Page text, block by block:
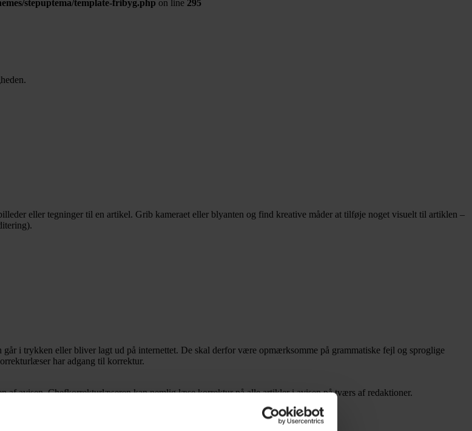
stepuptema/template-fribyg.php on line 295
eller tegninger til en artikel. Grib kameraet eller blyanten og find kreative måder at tilføje noget visuelt til artiklen –
i trykken eller bliver lagt ud på internettet. De skal derfor være opmærksomme på grammatiske fejl og sproglige
har adgang til korrektur.
af avisen. Chefkorrekturlæseren kan nemlig læse korrektur på alle artikler i avisen på tværs af redaktioner.